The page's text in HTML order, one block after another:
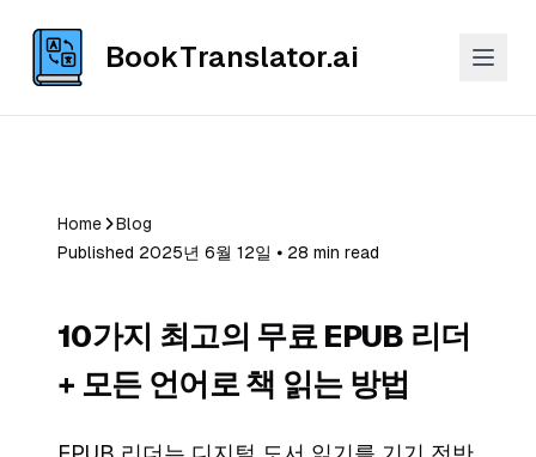
BookTranslator.ai
Home
Blog
Published 2025년 6월 12일 ⦁ 28 min read
10가지 최고의 무료 EPUB 리더
+ 모든 언어로 책 읽는 방법